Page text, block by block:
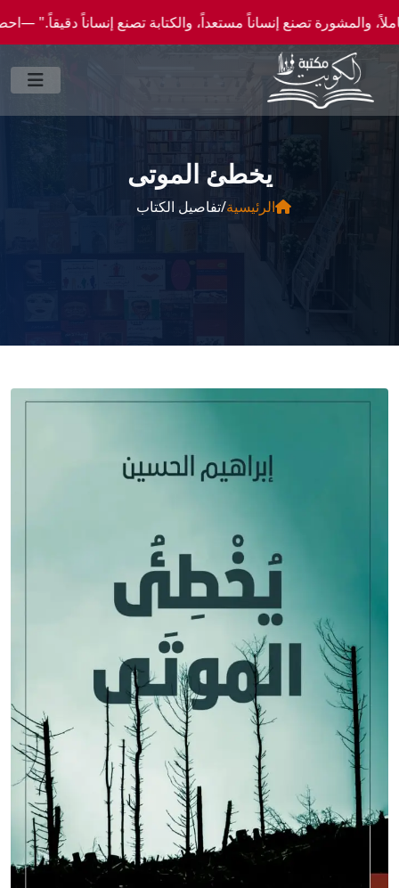
تصنع إنساناً مستعداً، والكتابة تصنع إنساناً دقيقاً." —احصل علي عروض وخصومات خاصة
يخطئ الموتى
الرئيسية/تفاصيل الكتاب